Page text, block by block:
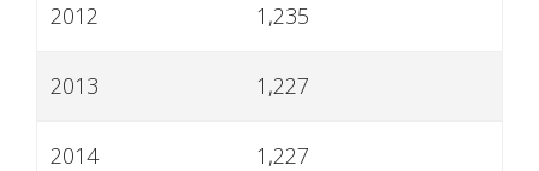
2012 1,235
2013 1,227
2014 1,227